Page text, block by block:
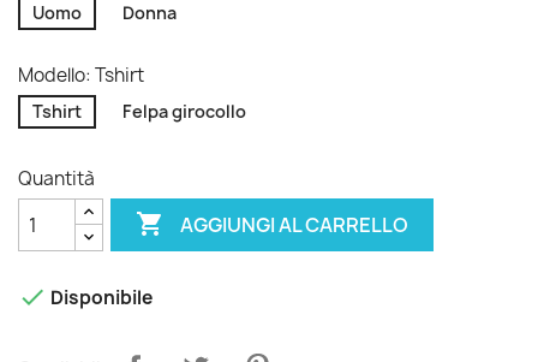
Uomo Donna
Modello: Tshirt
Tshirt Felpa girocollo
Quantità
 AGGIUNGI AL CARRELLO
 Disponibile